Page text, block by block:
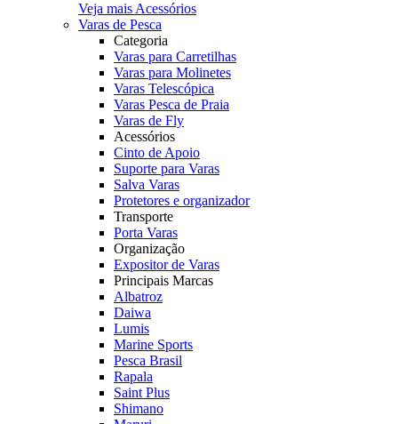
Veja mais Acessórios
Varas de Pesca
Categoria
Varas para Carretilhas
Varas para Molinetes
Varas Telescópica
Varas Pesca de Praia
Varas de Fly
Acessórios
Cinto de Apoio
Suporte para Varas
Salva Varas
Protetores e organizador
Transporte
Porta Varas
Organização
Expositor de Varas
Principais Marcas
Albatroz
Daiwa
Lumis
Marine Sports
Pesca Brasil
Rapala
Saint Plus
Shimano